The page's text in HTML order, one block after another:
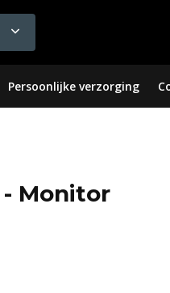
Persoonlijke verzorging
- Monitor